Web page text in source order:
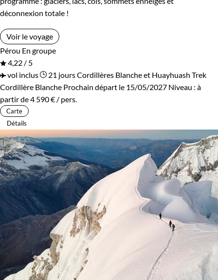
déconnexion totale !
Voir le voyage
Pérou En groupe
4,22 / 5
vol inclus
21 joursCordillères Blanche et Huayhuash Trek
Cordillère Blanche Prochain départ le 15/05/2027 Niveau : à
partir de4 590 € / pers.
Carte
Détails